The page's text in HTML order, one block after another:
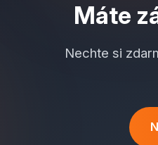
Máte
Nechte si